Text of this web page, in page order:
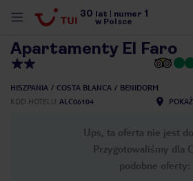
30 lat numer 1
w Polsce
Apartamenty El Faro
HISZPANIA COSTA BLANCA
BENIDORM
KOD HOTELU ALC06104
Ups, ta oferta nie jest
Przygotowaliśmy dla
podobne oferty: